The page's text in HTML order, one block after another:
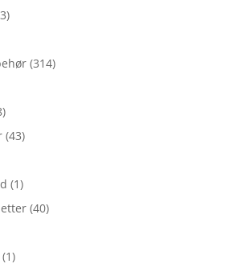
(314)
(43)
(1)
(40)
(1)